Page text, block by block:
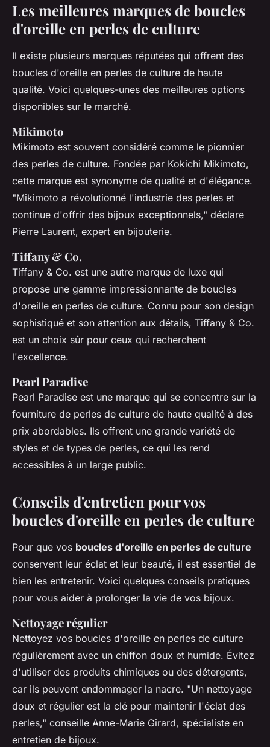
Les meilleures marques de boucles
d'oreille en perles de culture
Il existe plusieurs marques réputées qui offrent des
boucles d'oreille en perles de culture de haute
qualité. Voici quelques-unes des meilleures options
disponibles sur le marché.
Mikimoto
Mikimoto est souvent considéré comme le pionnier
des perles de culture. Fondée par Kokichi Mikimoto,
cette marque est synonyme de qualité et d'élégance.
"Mikimoto a révolutionné l'industrie des perles et
continue d'offrir des bijoux exceptionnels," déclare
Pierre Laurent, expert en bijouterie.
Tiffany & Co.
Tiffany & Co. est une autre marque de luxe qui
propose une gamme impressionnante de boucles
d'oreille en perles de culture. Connu pour son design
sophistiqué et son attention aux détails, Tiffany & Co.
est un choix sûr pour ceux qui recherchent
l'excellence.
Pearl Paradise
Pearl Paradise est une marque qui se concentre sur la
fourniture de perles de culture de haute qualité à des
prix abordables. Ils offrent une grande variété de
styles et de types de perles, ce qui les rend
accessibles à un large public.
Conseils d'entretien pour vos
boucles d'oreille en perles de culture
Pour que vos boucles d'oreille en perles de culture
conservent leur éclat et leur beauté, il est essentiel de
bien les entretenir. Voici quelques conseils pratiques
pour vous aider à prolonger la vie de vos bijoux.
Nettoyage régulier
Nettoyez vos boucles d'oreille en perles de culture
régulièrement avec un chiffon doux et humide. Évitez
d'utiliser des produits chimiques ou des détergents,
car ils peuvent endommager la nacre. "Un nettoyage
doux et régulier est la clé pour maintenir l'éclat des
perles," conseille Anne-Marie Girard, spécialiste en
entretien de bijoux.